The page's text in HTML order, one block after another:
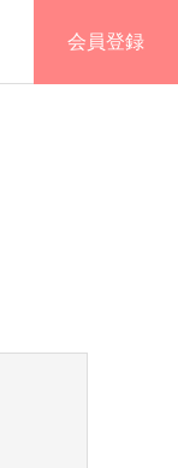
会員登録